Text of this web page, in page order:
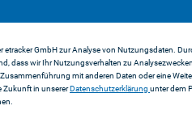
GmbH zur Analyse von Nutzungsdaten.
dass wir Ihr Nutzungsverhalten zu
mit anderen Daten oder eine
Zukunft in unsererDatenschutzerklärung unter dem